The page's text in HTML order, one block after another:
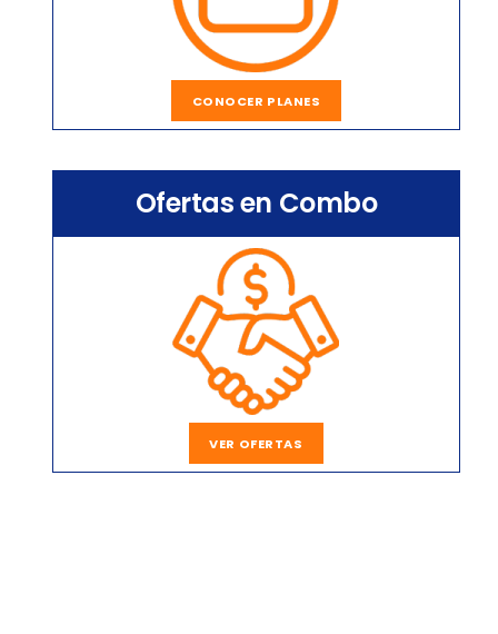
CONOCER PLANES
Ofertas en Combo
VER OFERTAS